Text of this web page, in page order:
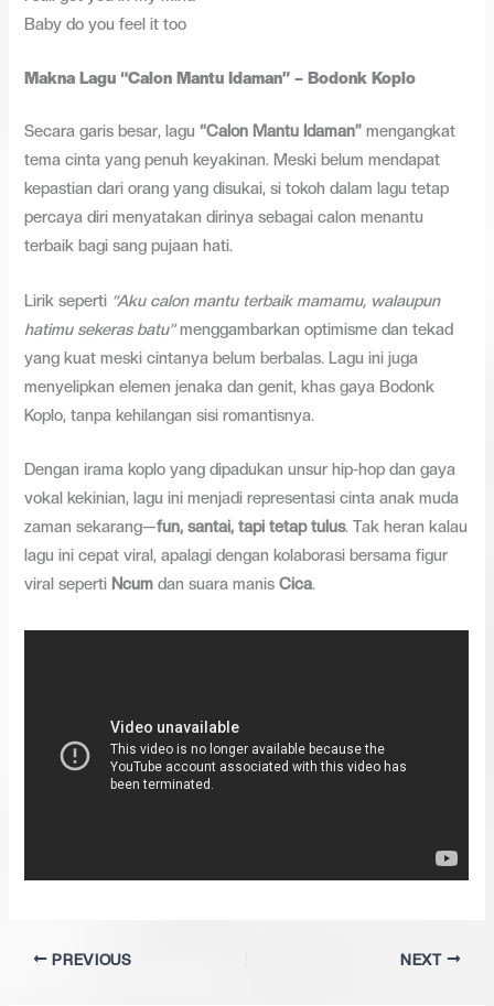
Baby do you feel it too
Makna Lagu “Calon Mantu Idaman” – Bodonk Koplo
Secara garis besar, lagu “Calon Mantu Idaman” mengangkat
tema cinta yang penuh keyakinan. Meski belum mendapat
kepastian dari orang yang disukai, si tokoh dalam lagu tetap
percaya diri menyatakan dirinya sebagai calon menantu
terbaik bagi sang pujaan hati.
Lirik seperti “Aku calon mantu terbaik mamamu, walaupun
hatimu sekeras batu”menggambarkan optimisme dan tekad
yang kuat meski cintanya belum berbalas. Lagu ini juga
menyelipkan elemen jenaka dan genit, khas gaya Bodonk
Koplo, tanpa kehilangan sisi romantisnya.
Dengan irama koplo yang dipadukan unsur hip-hop dan gaya
vokal kekinian, lagu ini menjadi representasi cinta anak muda
zaman sekarang—fun, santai, tapi tetap tulus. Tak heran kalau
lagu ini cepat viral, apalagi dengan kolaborasi bersama figur
viral seperti Ncum dan suara manisCica.
PREVIOUS NEXT